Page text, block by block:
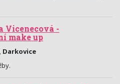
Vicenecová -
make up
Darkovice